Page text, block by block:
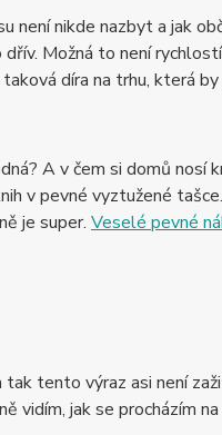
není nikde nazbyt a jak
Možná to není
díra na trhu, která
A v čem si domů
v pevné vyztužené
je super. Veselé pevné
tento výraz asi není
vidím, jak se procházím